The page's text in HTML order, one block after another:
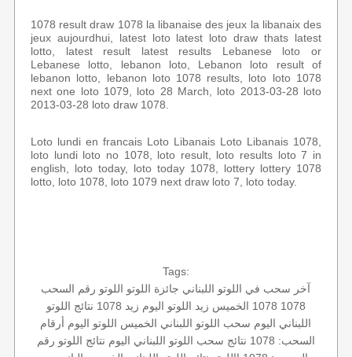
1078 result draw 1078 la libanaise des jeux la libanaix des
jeux aujourdhui, latest loto latest loto draw thats latest
lotto, latest result latest results Lebanese loto or
Lebanese lotto, lebanon loto, Lebanon loto result of
lebanon lotto, lebanon loto 1078 results, loto loto 1078
next one loto 1079, loto 28 March, loto 2013-03-28 loto
2013-03-28 loto draw 1078.
Loto lundi en francais Loto Libanais Loto Libanais 1078,
loto lundi loto no 1078, loto result, loto results loto 7 in
english, loto today, loto today 1078, lottery lottery 1078
lotto, loto 1078, loto 1079 next draw loto 7, loto today.
Tags:
آخر سحب في اللوتو اللبناني جائزة اللوتو اللوتو رقم السحب
1078 1078 الخميس زيد اللوتو اليوم زيد 1078
نتائج اللوتو
اللبناني اليوم سحب اللوتو اللبناني الخميس اللوتو اليوم أرقام
السحب: 1078
نتائج سحب اللوتو اللبناني اليوم نتائج اللوتو رقم